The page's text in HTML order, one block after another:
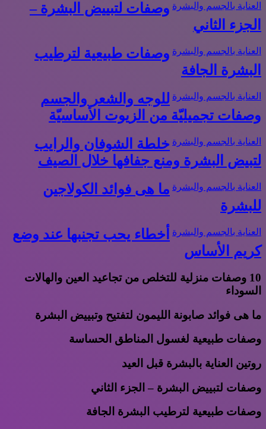
العناية بالجسم والبشرة وصفات لتبييض البشرة –
الجزء الثاني
العناية بالجسم والبشرة وصفات طبيعية لترطيب
البشرة الجافة
العناية بالجسم والبشرة للوجه والشعر والجسم
وصفات تجميليّة من الزيوت الأساسيّة
العناية بالجسم والبشرة خلطة الشوفان والرايب
لتبيض البشرة ومنع جفافها خلال الصيف
العناية بالجسم والبشرة ما هى فوائد الكولاجين
للبشرة
العناية بالجسم والبشرة
أخطاء يحب تجنبها عند وضع
كريم الأساس
10 وصفات منزلية للتخلص من تجاعيد العين والهالات
السوداء
ما هى فوائد صابونة الليمون لتفتيح وتبييض البشرة
وصفات طبيعية لغسول المناطق الحساسة
روتين العناية بالبشرة قبل العيد
وصفات لتبييض البشرة – الجزء الثاني
وصفات طبيعية لترطيب البشرة الجافة